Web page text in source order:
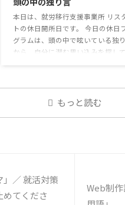
も同じなのかも 同居中の高齢者のた
めの感染予防等、ご本人の理由 ...
本日は、就労移行支援事業所 リス
トの休日開所日です。 今日の休日
グラムは、頭の中で呟いている独
から、自分に潜む思い込みを探して
ための練習を行います。 私たちは
様々な状況に対して、口には出さず
を探す ① 最近、自分が ...
もっと読む
／ 就活対策
めてくださ
Web制